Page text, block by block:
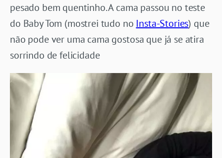
pesado bem quentinho. A cama passou no teste
do Baby Tom (mostrei tudo no Insta-Stories) que
não pode ver uma cama gostosa que já se atira
sorrindo de felicidade